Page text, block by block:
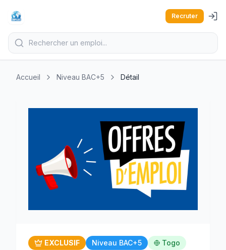
Recruter
Accueil Niveau BAC+5 Détail
EXCLUSIF Niveau BAC+5
Togo